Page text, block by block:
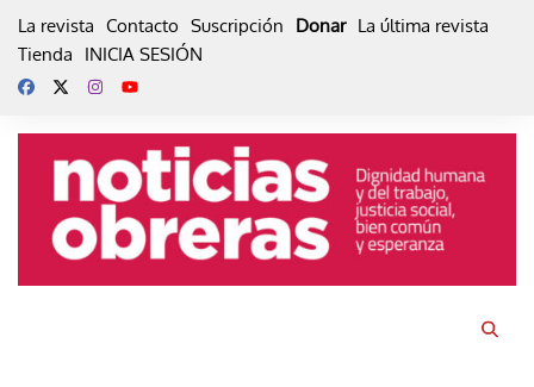
La revista Contacto Suscripción Donar La última revista
Tienda
INICIA SESIÓN